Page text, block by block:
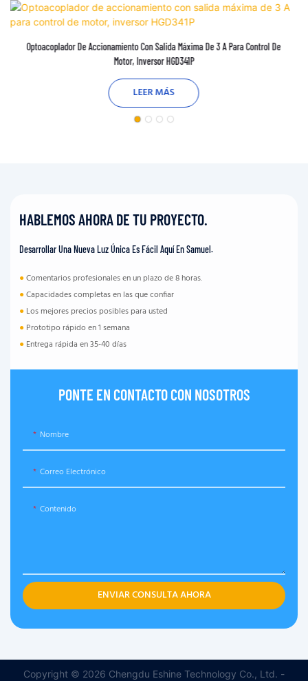
Optoacoplador De Accionamiento Con Salida Máxima De 3 A Para Control De
Motor, Inversor HGD341P
LEER MÁS
HABLEMOS AHORA DE TU PROYECTO.
Desarrollar Una Nueva Luz Única Es Fácil Aquí En Samuel.
●Comentarios profesionales en un plazo de 8 horas.
●Capacidades completas en las que confiar
● Los mejores precios posibles para usted
● Prototipo rápido en 1 semana
● Entrega rápida en 35-40 días
PONTE EN CONTACTO CON NOSOTROS
Nombre
Correo Electrónico
Contenido
ENVIAR CONSULTA AHORA
Copyright © 2026 Chengdu Eshine Technology Co., Ltd. -